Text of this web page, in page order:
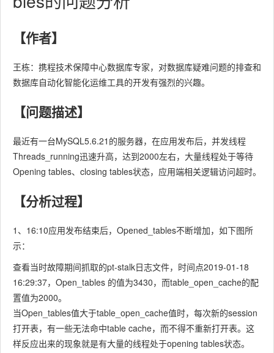
【作者】
王栋：携程技术保障中心数据库专家，对数据库疑难问题的排查和
数据库自动化智能化运维工具的开发有强烈的兴趣。
【问题描述】
最近有一台MySQL5.6.21的服务器，在应用发布后，并发线程
Threads_running迅速升高，达到2000左右，大量线程处于等待
Opening tables、closing tables状态，应用端相关逻辑访问超时。
【分析过程】
1、16:10应用发布结束后，Opened_tables不断增加，如下图所
示：
查看当时故障期间抓取的pt-stalk日志文件，时间点2019-01-18
16:29:37，Open_tables 的值为3430，而table_open_cache的配
置值为2000。
当Open_tables值大于table_open_cache值时，每次新的session
打开表，有一些无法命中table cache，而不得不重新打开表。这
样反应出来的现象就是有大量的线程处于opening tables状态。